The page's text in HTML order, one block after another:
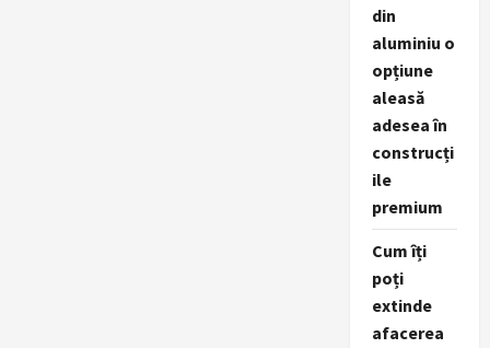
din
aluminiu o
opțiune
aleasă
adesea în
construcți
ile
premium
Cum îți
poți
extinde
afacerea